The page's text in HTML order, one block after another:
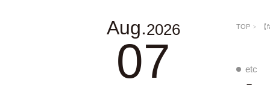
Aug.2026
07
TOP
etc